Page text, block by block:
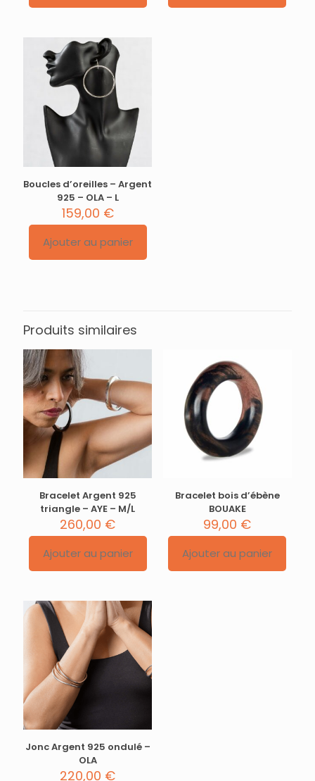
Boucles d’oreilles – Argent
925 – OLA – L
159,00 €
Ajouter au panier
Produits similaires
Bracelet Argent 925
triangle – AYE – M/L
260,00 €
Ajouter au panier
Bracelet bois d’ébène
BOUAKE
99,00 €
Ajouter au panier
Jonc Argent 925 ondulé –
OLA
220,00 €